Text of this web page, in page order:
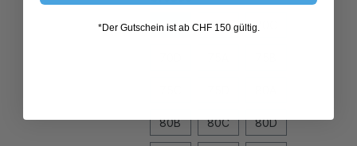
70A 70B 70C
85A 85B 85C
*Der Gutschein ist ab CHF 150 gültig.